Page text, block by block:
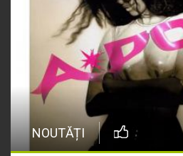
NOUTĂȚI